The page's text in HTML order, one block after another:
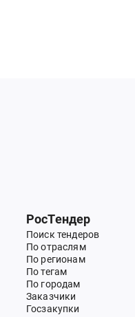
РосТендер
Поиск тендеров
По отраслям
По регионам
По тегам
По городам
Заказчики
Госзакупки